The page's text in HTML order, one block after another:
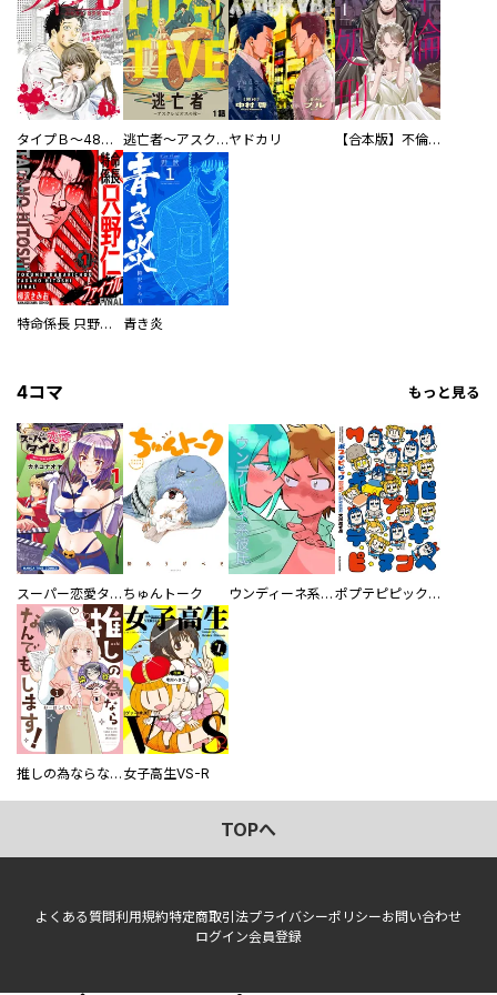
タイプＢ～48時間後、致死率100％～【単話】 逃亡者～アスクレピオスの杖～ヤドカリ 【合本版】不倫処刑
特命係長 只野仁ファイナル 愛蔵版 青き炎
4コマ もっと見る
スーパー恋愛タイム！～現場でドＳな彼女は自宅でデレる～ ちゅんトーク ウンディーネ系彼氏 ポプテピピック SEASON EIGHT
推しの為ならなんでもします！ 女子高生VS-R
TOPへ
よくある質問利用規約特定商取引法プライバシーポリシーお問い合わせ
ログイン会員登録